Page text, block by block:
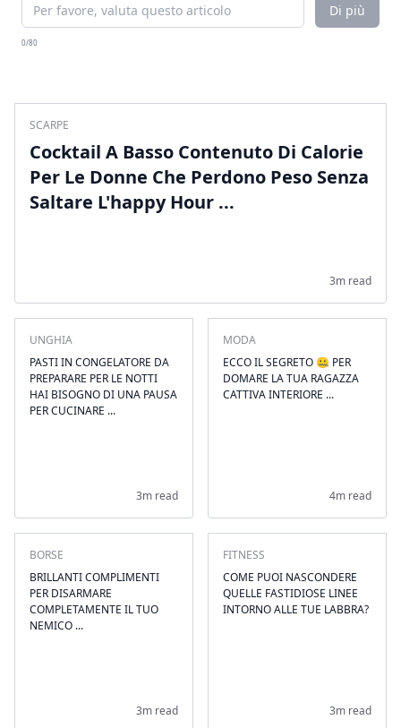
Di più
0/80
SCARPE
Cocktail A Basso Contenuto Di Calorie
Per Le Donne Che Perdono Peso Senza
Saltare L'happy Hour ...
3m read
UNGHIA
PASTI IN CONGELATORE DA
PREPARARE PER LE NOTTI
HAI BISOGNO DI UNA PAUSA
PER CUCINARE ...
3m read
MODA
ECCO IL SEGRETO 🤐 PER
DOMARE LA TUA RAGAZZA
CATTIVA INTERIORE ...
4m read
BORSE
BRILLANTI COMPLIMENTI
PER DISARMARE
COMPLETAMENTE IL TUO
NEMICO ...
3m read
FITNESS
COME PUOI NASCONDERE
QUELLE FASTIDIOSE LINEE
INTORNO ALLE TUE LABBRA?
3m read